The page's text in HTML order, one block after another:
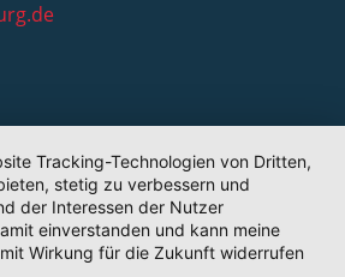
Tracking-Technologien von Dritten,
stetig zu verbessern und
der Interessen der Nutzer
einverstanden und kann meine
Wirkung für die Zukunft widerrufen